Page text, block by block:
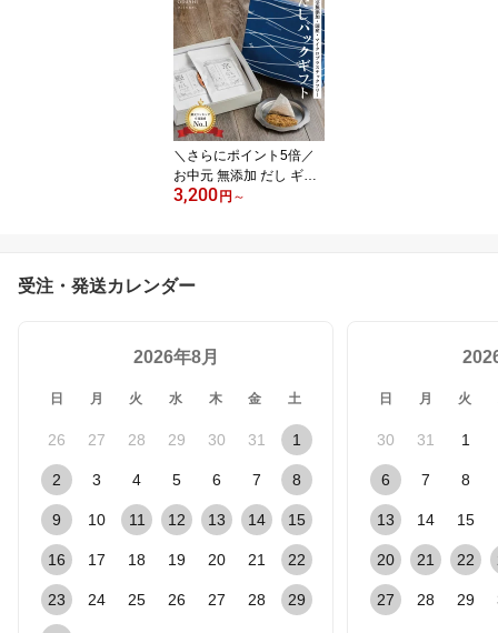
食育 食塩不使用 酵母エ
キス不使用 無塩 鰹節 さ
ば節 いわし節 出汁 京都
きょうのおだし 京のおだ
し 森野義
＼さらにポイント5倍／
お中元 無添加 だし ギフ
ト 国産 食塩不使用 京都
内祝い 出産祝い 離乳食
父の日 森野義 ソーシャ
3,200 円 ～
受注・発送カレンダー
2026年8月
日 月 火 水 木 金 土
26 27 28 29 30 31 1
2 3 4 5 6 7 8
9 10 11 12 13 14 15
16 17 18 19 20 21 22
23 24 25 26 27 28 29
日 月 火
30 31 1
6 7 8
13 14 15
20 21 22
27 28 29